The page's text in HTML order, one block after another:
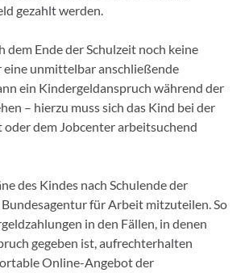
gezahlt werden.
dem Ende der Schulzeit noch keine
eine unmittelbar anschließende
ein Kindergeldanspruch während der
– hierzu muss sich das Kind bei der
dem Jobcenter arbeitsuchend
des Kindes nach Schulende der
für Arbeit mitzuteilen. So
in den Fällen, in denen
gegeben ist, aufrechterhalten
Online-Angebot der